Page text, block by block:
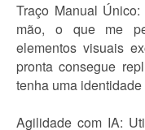
Traço Manual
mão, o que me
elementos visuais
pronta consegue
tenha uma
Agilidade com IA: